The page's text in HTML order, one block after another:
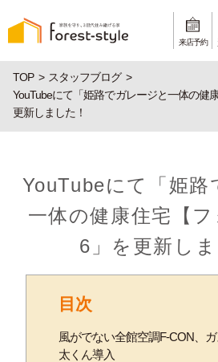
来店予約
TOP
スタッフブログ
YouTubeにて「姫路でガレージと一体の健
更新しました！
YouTubeにて「姫路
一体の健康住宅【
6」を更新しま
目次
風がでない全館空調F-CON、
太くん導入